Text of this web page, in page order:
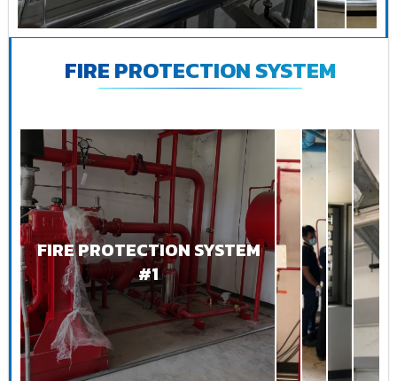
FIRE PROTECTION SYSTEM
FIRE PROTECTION SYSTEM
#1